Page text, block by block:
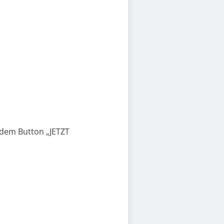
Button „JETZT